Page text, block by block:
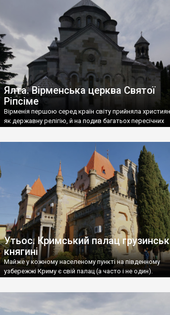
називаються «повстяками» (postaki)…” “Вино. Крим
виробляє відмінне вино і його вдосталь: воно все
легке біле і дуже […]
Ялта. Вірменська церква Святої
Ріпсіме
Вірменія першою серед країн світу прийняла
як державну релігію, й на подив багатьох пересічних
Утьос. Кримський палац
княгині
Майже у кожному населеному пункті на південному
узбережжі Криму є свій палац (а часто і не один).